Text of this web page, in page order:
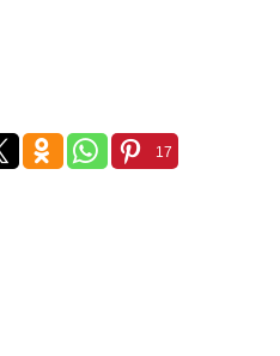
17